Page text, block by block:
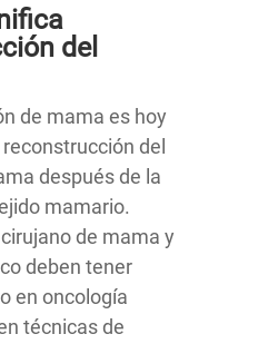
del
de mama es hoy
del
después de la
mamario.
de mama y
deben tener
en oncología
técnicas de